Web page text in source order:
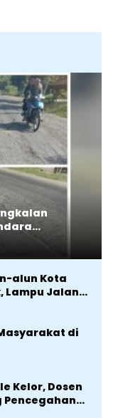
alun Kota
Lampu Jalan
di
Kelor, Dosen
Pencegahan